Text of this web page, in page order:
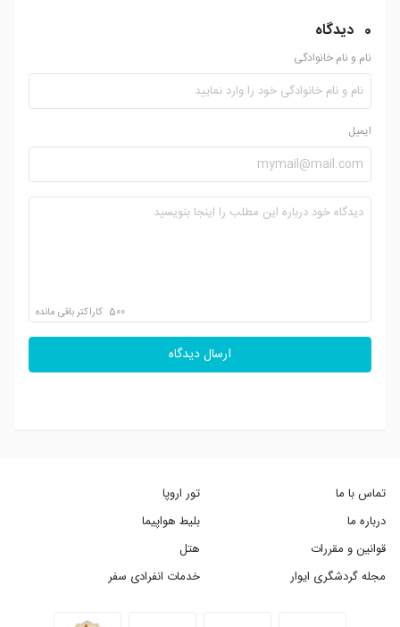
0 دیدگاه
نام و نام خانوادگی
ایمیل
500 کاراکتر باقی مانده
ارسال دیدگاه
تماس با ما
درباره ما
قوانین و مقررات
مجله گردشگری ایوار
تور اروپا
بلیط هواپیما
هتل
خدمات انفرادی سفر